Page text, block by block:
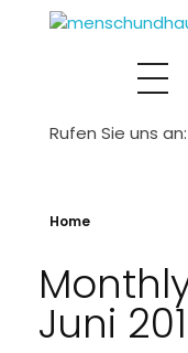
Rufen Sie uns
Home
Juni